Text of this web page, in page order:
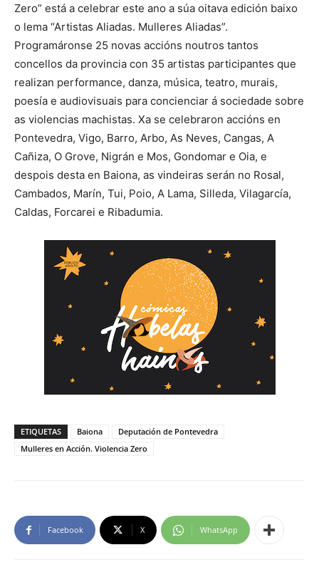
Zero” está a celebrar este ano a súa oitava edición baixo
o lema “Artistas Aliadas. Mulleres Aliadas”.
Programáronse 25 novas accións noutros tantos
concellos da provincia con 35 artistas participantes que
realizan performance, danza, música, teatro, murais,
poesía e audiovisuais para concienciar á sociedade sobre
as violencias machistas. Xa se celebraron accións en
Pontevedra, Vigo, Barro, Arbo, As Neves, Cangas, A
Cañiza, O Grove, Nigrán e Mos, Gondomar e Oia, e
despois desta en Baiona, as vindeiras serán no Rosal,
Cambados, Marín, Tui, Poio, A Lama, Silleda, Vilagarcía,
Caldas, Forcarei e Ribadumia.
ETIQUETAS Baiona
Deputación de Pontevedra
Mulleres en Acción. Violencia Zero
Facebook X WhatsApp